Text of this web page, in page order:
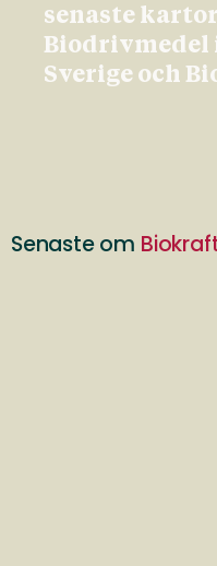
senaste
Biodrivmedel
Sverige och
Senaste om